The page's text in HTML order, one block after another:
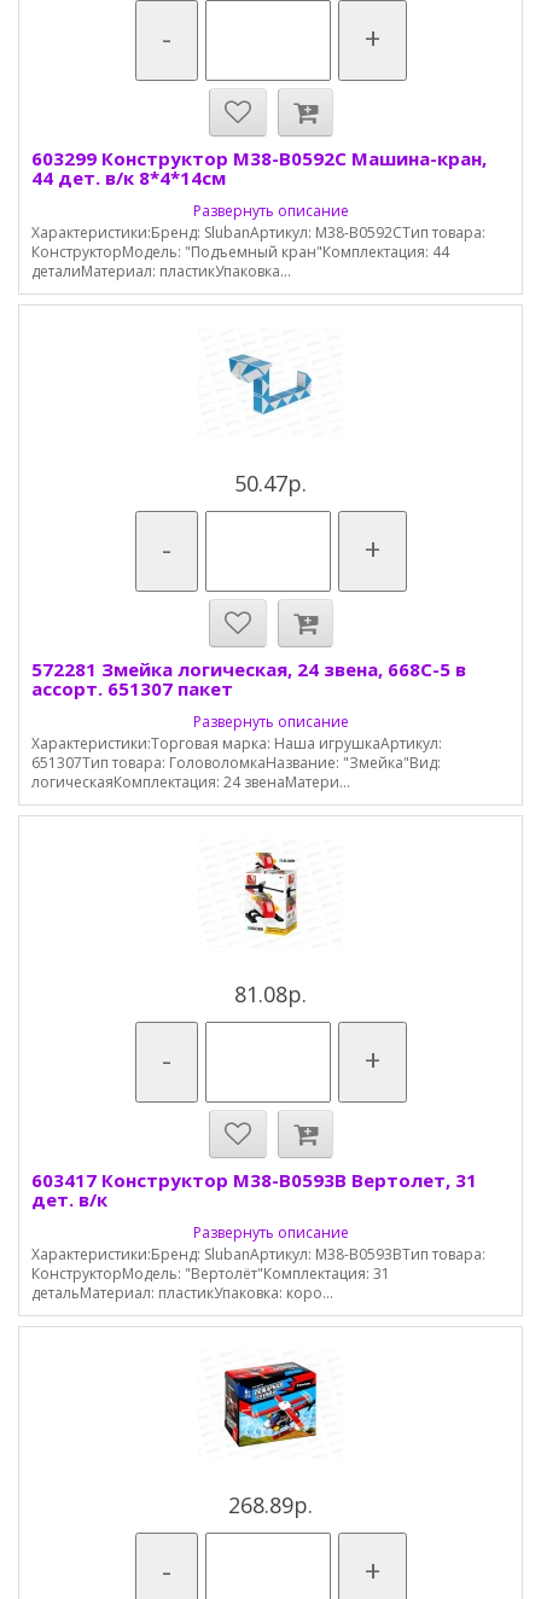
- +
603299 Конструктор М38-В0592C Машина-кран,
44 дет. в/к 8*4*14см
Развернуть описание
Характеристики:Бренд: SlubanАртикул: M38-B0592CТип товара:
КонструкторМодель: "Подъемный кран"Комплектация: 44
деталиМатериал: пластикУпаковка...
50.47р.
- +
572281 Змейка логическая, 24 звена, 668С-5 в
ассорт. 651307 пакет
Развернуть описание
Характеристики:Торговая марка: Наша игрушкаАртикул:
651307Тип товара: ГоловоломкаНазвание: "Змейка"Вид:
логическаяКомплектация: 24 звенаМатери...
81.08р.
- +
603417 Конструктор М38-В0593В Вертолет, 31
дет. в/к
Развернуть описание
Характеристики:Бренд: SlubanАртикул: M38-B0593BТип товара:
КонструкторМодель: "Вертолёт"Комплектация: 31
детальМатериал: пластикУпаковка: коро...
268.89р.
- +